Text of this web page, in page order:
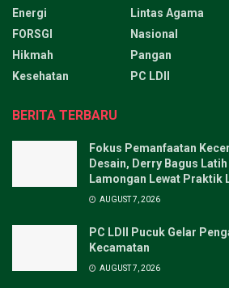
Energi
FORSGI
Hikmah
Kesehatan
Lintas Agama
Nasional
Pangan
PC LDII
BERITA TERBARU
Fokus Pemanfaatan
Desain, Derry Bagus Latih
Lamongan Lewat Praktik
AUGUST 7, 2026
PC LDII Pucuk Gelar
Kecamatan
AUGUST 7, 2026